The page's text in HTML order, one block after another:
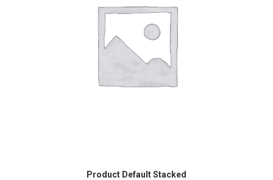
AJOUTER AU PANIER
Product Default Stacked